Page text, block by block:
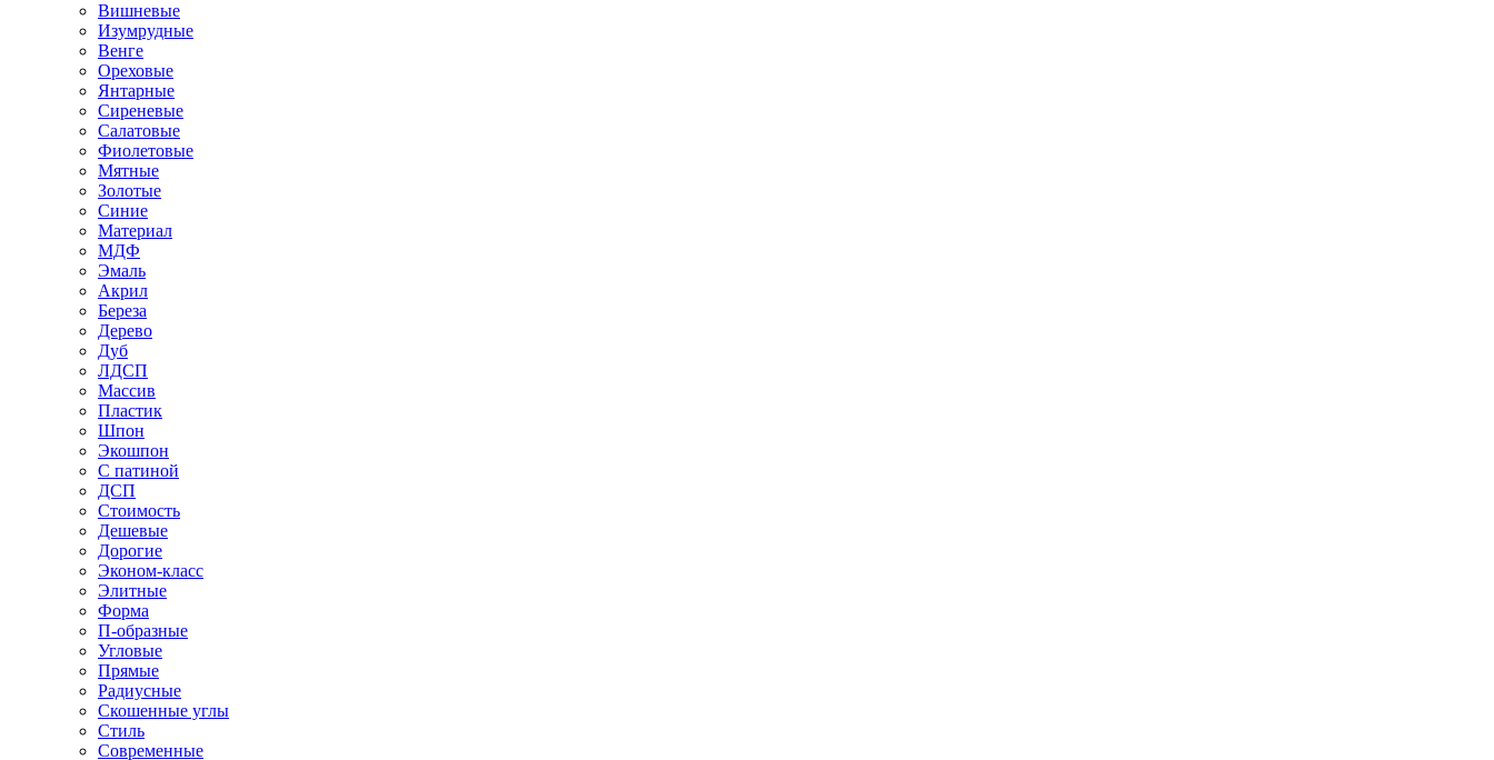
Вишневые
Изумрудные
Венге
Ореховые
Янтарные
Сиреневые
Салатовые
Фиолетовые
Мятные
Золотые
Синие
Материал
МДФ
Эмаль
Акрил
Береза
Дерево
Дуб
ЛДСП
Массив
Пластик
Шпон
Экошпон
С патиной
ДСП
Стоимость
Дешевые
Дорогие
Эконом-класс
Элитные
Форма
П-образные
Угловые
Прямые
Радиусные
Скошенные углы
Стиль
Современные